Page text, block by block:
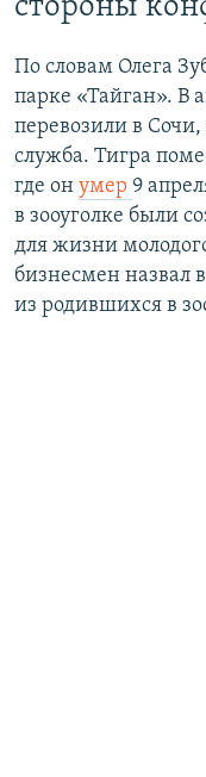
стороны
По словам Олега
парке «Тайган». В
перевозили в
служба. Тигра
где он умер 9
в зооуголке были
для жизни
бизнесмен назвал
из родившихся в